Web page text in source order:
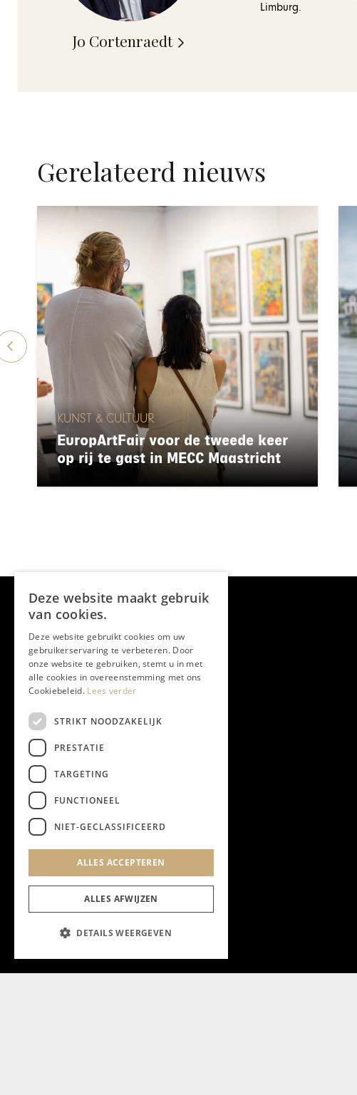
Jo Cortenraedt
Limburg.
Gerelateerd nieuws
KUNST & CULTUUR
EuropArtFair voor de tweede keer
op rij te gast in MECC Maastricht
Deze website maakt gebruik
van cookies.
Deze website gebruikt cookies om uw
gebruikerservaring te verbeteren. Door
onze website te gebruiken, stemt u in met
alle cookies in overeenstemming met ons
Cookiebeleid. Lees verder
STRIKT NOODZAKELIJK
PRESTATIE
TARGETING
FUNCTIONEEL
NIET-GECLASSIFICEERD
ALLES ACCEPTEREN
ALLES AFWIJZEN
DETAILS WEERGEVEN